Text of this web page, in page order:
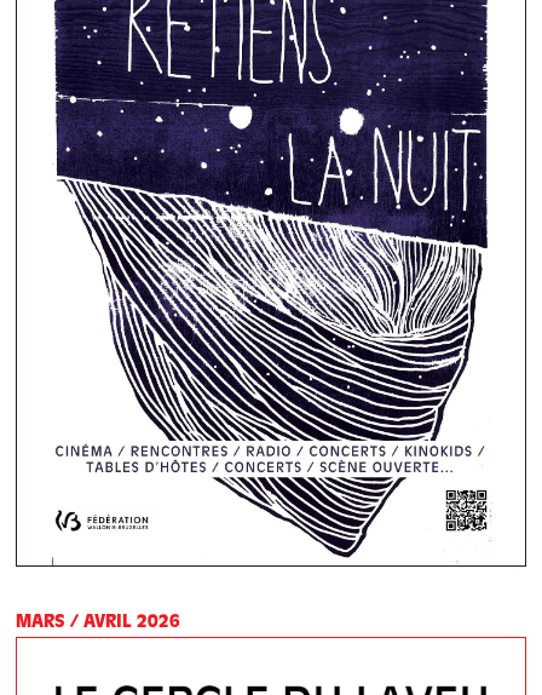
MARS / AVRIL 2026